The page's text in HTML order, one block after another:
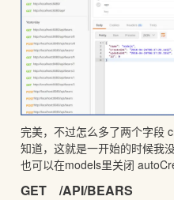
完美，不过怎么多了两个字段
知道，这就是一开始的时候我
也可以在models里关闭
GET /API/BEARS